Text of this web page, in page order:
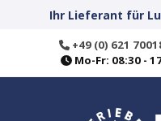
springenIhr Lieferant für
+49 (0) 621
Mo-Fr: 08:30 -